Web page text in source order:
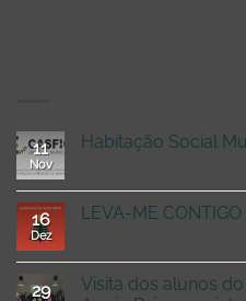
11
Nov
Habitação Social
Social
16
Dez
LEVA-ME CONTIGO
29
Visita dos alunos